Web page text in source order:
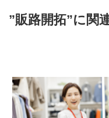
”販路開拓”に関